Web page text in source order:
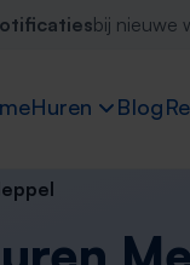
bij nieuwe
Huren Blog